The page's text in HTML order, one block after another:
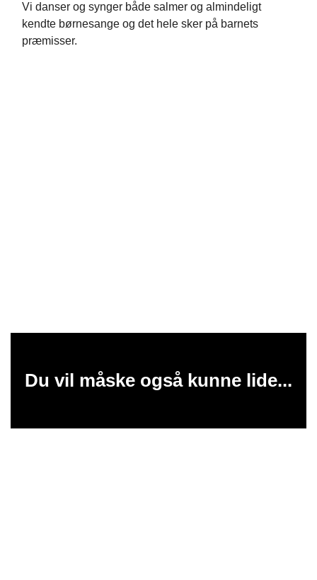
Vi danser og synger både salmer og almindeligt
kendte børnesange og det hele sker på barnets
præmisser.
Du vil måske også kunne lide...